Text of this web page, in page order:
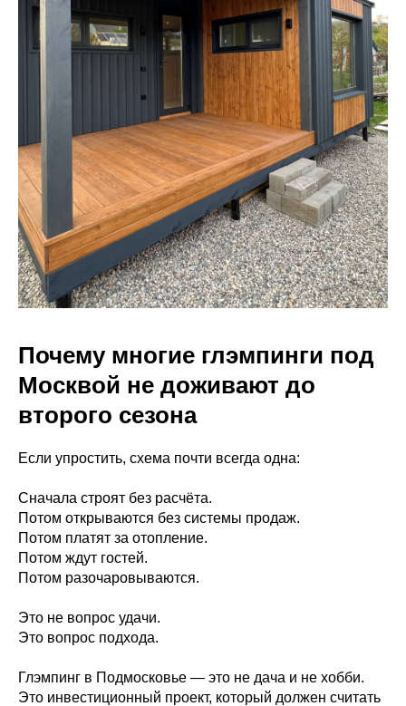
Почему многие глэмпинги под
Москвой не доживают до
второго сезона
Если упростить, схема почти всегда одна:
Сначала строят без расчёта.
Потом открываются без системы продаж.
Потом платят за отопление.
Потом ждут гостей.
Потом разочаровываются.
Это не вопрос удачи.
Это вопрос подхода.
Глэмпинг в Подмосковье — это не дача и не хобби.
Это инвестиционный проект, который должен считать